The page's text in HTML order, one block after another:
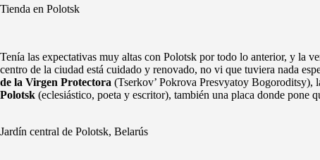
Tienda en Polotsk
Tenía las expectativas muy altas con Polotsk por todo lo anterior, y la
centro de la ciudad está cuidado y renovado, no vi que tuviera nada
de la Virgen Protectora (Tserkov’ Pokrova Presvyatoy Bogoroditsy),
Polotsk (eclesiástico, poeta y escritor), también una placa donde pone
Jardín central de Polotsk, Belarús